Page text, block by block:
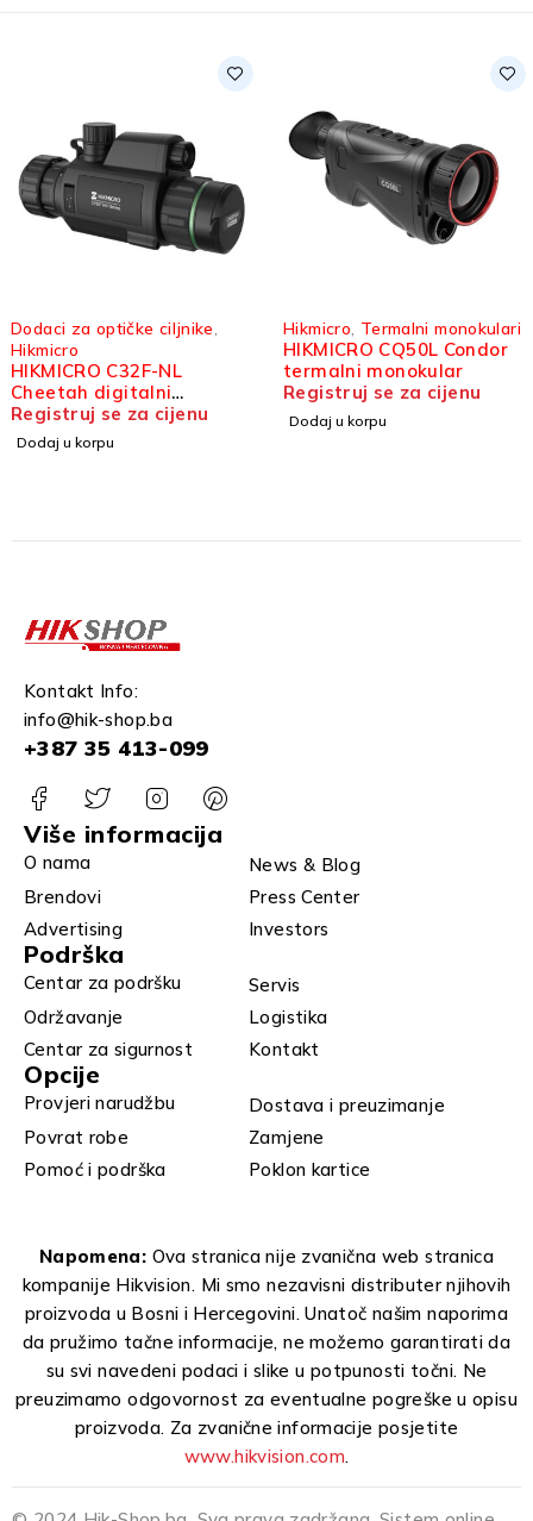
za optičke ciljnike,
C32F-NL
digitalni
za optički ciljnik
se za cijenu
u korpu
Hikmicro,Termalni monokulari
HIKMICRO CQ50L Condor
termalni monokular
Registruj se za cijenu
Dodaj u korpu
Kontakt Info:
info@hik-shop.ba
+387 35 413-099
Više informacija
O nama
News & Blog
Brendovi
Press Center
Advertising
Investors
Podrška
Centar za podršku
Servis
Održavanje
Logistika
Centar za sigurnost
Kontakt
Opcije
Provjeri narudžbu
Dostava i preuzimanje
Povrat robe
Zamjene
Pomoć i podrška
Poklon kartice
Napomena: Ova stranica nije zvanična web stranica
kompanije Hikvision. Mi smo nezavisni distributer njihovih
proizvoda u Bosni i Hercegovini. Unatoč našim naporima
da pružimo tačne informacije, ne možemo garantirati da
su svi navedeni podaci i slike u potpunosti točni. Ne
preuzimamo odgovornost za eventualne pogreške u opisu
proizvoda. Za zvanične informacije posjetite
www.hikvision.com.